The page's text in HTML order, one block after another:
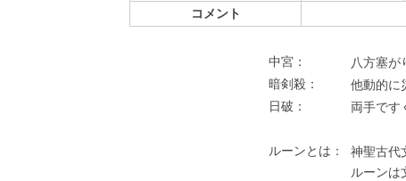
コメント
中宮：
⼋⽅塞が
暗剣殺：
他動的に
⽇破：
両⼿です
ルーンとは：
神聖古代
ルーンは